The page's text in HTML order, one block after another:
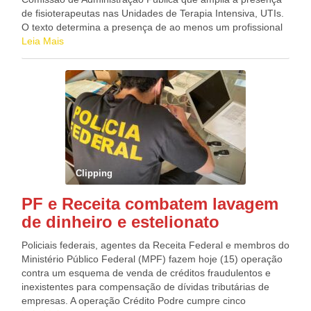
morte no trânsito é aceitável e todos compartilham a
responsabilidade de evitá-la. O evento que marca a abertura
nacional da Operação será transmitido no YouTube.
de fisioterapeutas nas Unidades de Terapia Intensiva, UTIs.
O texto determina a presença de ao menos um profissional
para cada 10 leitos, com atuação exclusiva e com cobertura
estabelecimentos possam se adaptar à nova regra. Nesse
período, fica permitida a presença do fisioterapeuta por no
mínimo 18 horas diárias. Para novas UTIs, o prazo para
cumprimento da lei fica reduzido para 180 dias.
Leia Mais
Clipping
PF e Receita combatem lavagem
de dinheiro e estelionato
Policiais federais, agentes da Receita Federal e membros do
Ministério Público Federal (MPF) fazem hoje (15) operação
contra um esquema de venda de créditos fraudulentos e
inexistentes para compensação de dívidas tributárias de
empresas. A operação Crédito Podre cumpre cinco